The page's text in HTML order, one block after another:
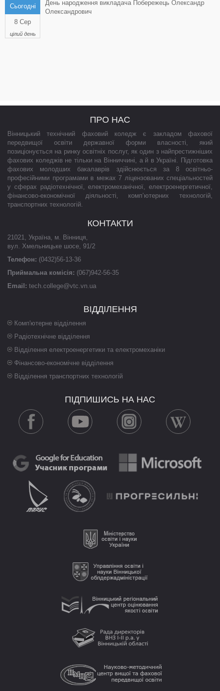
Сьогодні
8 Сер
цілий день
День народження викладача Побережець Олександр
Олександрович
ПРО НАС
Вінницький технічний фаховий коледж є закладом фахової
передвищої освіти державної форми власності, який
позиціонується на ринку освітніх послуг, як один з найпрестижніших
фахових коледжів не тільки на Вінниччині, а й в Україні. Підготовка
фахових молодших бакалаврів здійснюється за 8 освітньо-
професійними програмами в межах 7 ліцензованих спеціальностей
у сферах радіотехнічної, електромеханічної, електроенергетичної,
фінансово-економічної діяльності, комп’ютерних технологій,
транспортних технологій.
КОНТАКТИ
21021 Україна м. Вінниця
вул. Хмельницьке шосе, 91/2
Телефон: (0432)56-13-36
Приймальна комісія: (067)942-56-35
Email: tech.college@vtc.vn.ua
ВІДДІЛЕННЯ
Комп'ютерне відділення
Радіотехнічне відділення
Відділення електроенергетики та електромеханіки
Фінансово-економічне відділення
Відділення транспортних технологій
ПІДПИШИСЬ НА НАС